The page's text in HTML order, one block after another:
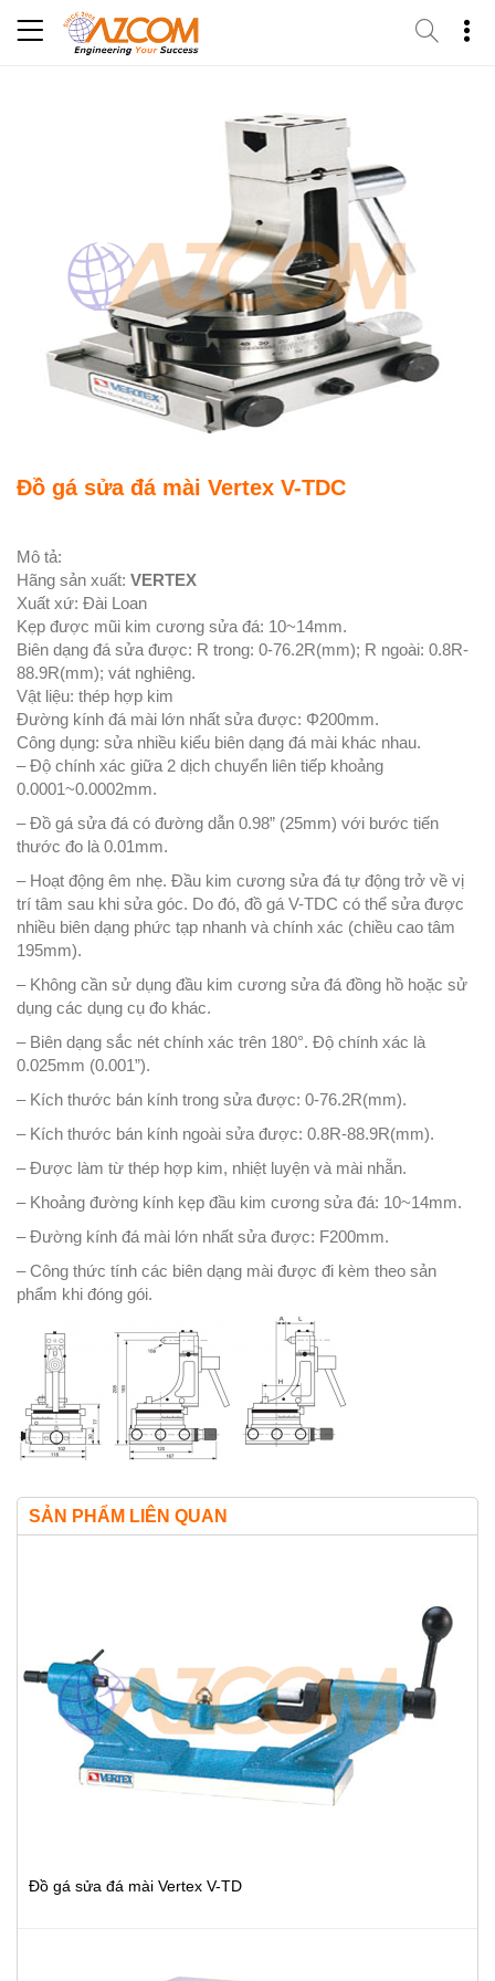
Đồ gá sửa đá mài Vertex V-TDC
Mô tả:
Hãng sản xuất: VERTEX
Xuất xứ: Đài Loan
Kẹp được mũi kim cương sửa đá: 10~14mm.
Biên dạng đá sửa được: R trong: 0-76.2R(mm); R ngoài: 0.8R-
88.9R(mm); vát nghiêng.
Vật liệu: thép hợp kim
Đường kính đá mài lớn nhất sửa được: Φ200mm.
Công dụng: sửa nhiều kiểu biên dạng đá mài khác nhau.
– Độ chính xác giữa 2 dịch chuyển liên tiếp khoảng
0.0001~0.0002mm.
– Đồ gá sửa đá có đường dẫn 0.98” (25mm) với bước tiến
thước đo là 0.01mm.
– Hoạt động êm nhẹ. Đầu kim cương sửa đá tự động trở về vị
trí tâm sau khi sửa góc. Do đó, đồ gá V-TDC có thể sửa được
nhiều biên dạng phức tạp nhanh và chính xác (chiều cao tâm
195mm).
– Không cần sử dụng đầu kim cương sửa đá đồng hồ hoặc sử
dụng các dụng cụ đo khác.
– Biên dạng sắc nét chính xác trên 180°. Độ chính xác là
0.025mm (0.001”).
– Kích thước bán kính trong sửa được: 0-76.2R(mm).
– Kích thước bán kính ngoài sửa được: 0.8R-88.9R(mm).
– Được làm từ thép hợp kim, nhiệt luyện và mài nhẵn.
– Khoảng đường kính kẹp đầu kim cương sửa đá: 10~14mm.
– Đường kính đá mài lớn nhất sửa được: F200mm.
– Công thức tính các biên dạng mài được đi kèm theo sản
phẩm khi đóng gói.
SẢN PHẨM LIÊN QUAN
Đồ gá sửa đá mài Vertex V-TD